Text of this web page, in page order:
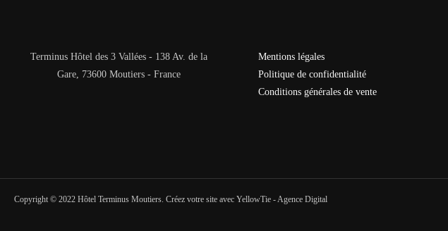
Terminus Hôtel des 3 Vallées - 138 Av. de la
Gare, 73600 Moutiers - France
Mentions légales
Politique de confidentialité
Conditions générales de vente
Copyright © 2022 Hôtel Terminus Moutiers. Créez votre site avec YellowTie - Agence Digital